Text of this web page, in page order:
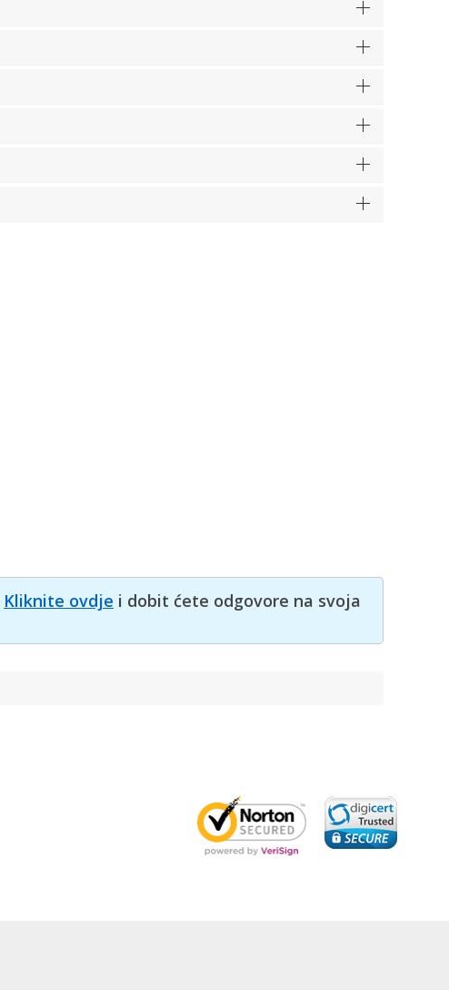
Kliknite ovdje i dobit ćete odgovore na svoja